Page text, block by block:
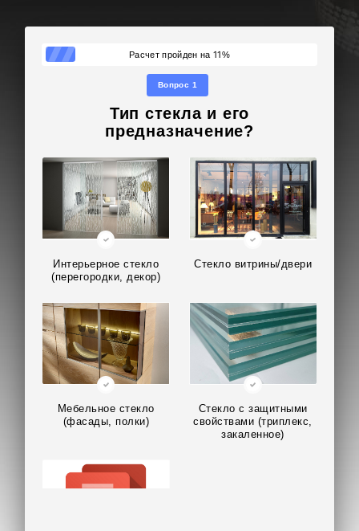
Расчет пройден на 11%
Вопрос 1
Тип стекла и его
предназначение?
Интерьерное стекло
(перегородки, декор)
Стекло витрины/двери
Мебельное стекло
(фасады, полки)
Стекло с защитными
свойствами (триплекс,
закаленное)